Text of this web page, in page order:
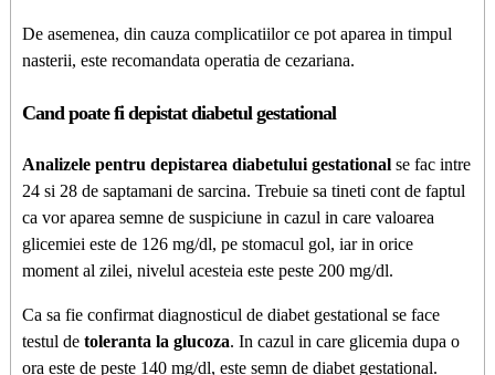
De asemenea, din cauza complicatiilor ce pot aparea in timpul
nasterii, este recomandata operatia de cezariana.
Cand poate fi depistat diabetul gestational
Analizele pentru depistarea diabetului gestational se fac intre
24 si 28 de saptamani de sarcina. Trebuie sa tineti cont de faptul
ca vor aparea semne de suspiciune in cazul in care valoarea
glicemiei este de 126 mg/dl, pe stomacul gol, iar in orice
moment al zilei, nivelul acesteia este peste 200 mg/dl.
Ca sa fie confirmat diagnosticul de diabet gestational se face
testul de toleranta la glucoza. In cazul in care glicemia dupa o
ora este de peste 140 mg/dl, este semn de diabet gestational.